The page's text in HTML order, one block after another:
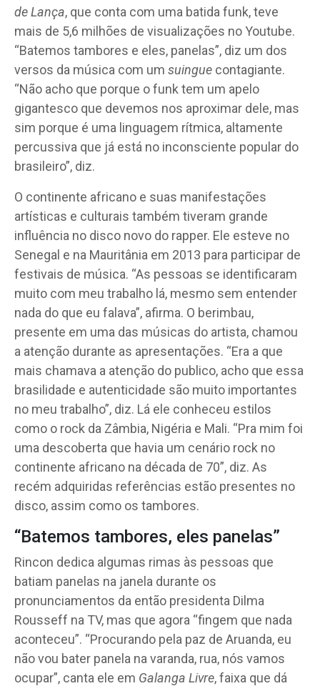
de Lança, que conta com uma batida funk, teve
mais de 5,6 milhões de visualizações no Youtube.
“Batemos tambores e eles, panelas”, diz um dos
versos da música com um suingue contagiante.
“Não acho que porque o funk tem um apelo
gigantesco que devemos nos aproximar dele, mas
sim porque é uma linguagem rítmica, altamente
percussiva que já está no inconsciente popular do
brasileiro”, diz.
O continente africano e suas manifestações
artísticas e culturais também tiveram grande
influência no disco novo do rapper. Ele esteve no
Senegal e na Mauritânia em 2013 para participar de
festivais de música. “As pessoas se identificaram
muito com meu trabalho lá, mesmo sem entender
nada do que eu falava”, afirma. O berimbau,
presente em uma das músicas do artista, chamou
a atenção durante as apresentações. “Era a que
mais chamava a atenção do publico, acho que essa
brasilidade e autenticidade são muito importantes
no meu trabalho”, diz. Lá ele conheceu estilos
como o rock da Zâmbia, Nigéria e Mali. “Pra mim foi
uma descoberta que havia um cenário rock no
continente africano na década de 70”, diz. As
recém adquiridas referências estão presentes no
disco, assim como os tambores.
“Batemos tambores, eles panelas”
Rincon dedica algumas rimas às pessoas que
batiam panelas na janela durante os
pronunciamentos da então presidenta Dilma
Rousseff na TV, mas que agora “fingem que nada
aconteceu”. “Procurando pela paz de Aruanda, eu
não vou bater panela na varanda, rua, nós vamos
ocupar”, canta ele em Galanga Livre, faixa que dá